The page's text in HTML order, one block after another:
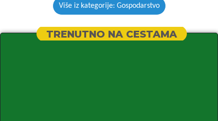
Više iz kategorije: Gospodarstvo
TRENUTNO NA CESTAMA